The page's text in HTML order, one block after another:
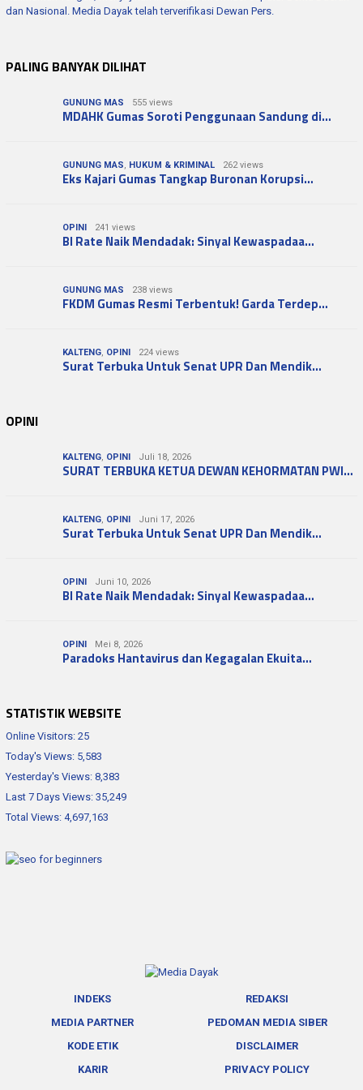
dan Nasional. Media Dayak telah terverifikasi Dewan Pers.
PALING BANYAK DILIHAT
GUNUNG MAS 555 views
MDAHK Gumas Soroti Penggunaan Sandung di…
GUNUNG MAS, HUKUM & KRIMINAL 262 views
Eks Kajari Gumas Tangkap Buronan Korupsi…
OPINI 241 views
BI Rate Naik Mendadak: Sinyal Kewaspadaa…
GUNUNG MAS 238 views
FKDM Gumas Resmi Terbentuk! Garda Terdep…
KALTENG, OPINI 224 views
Surat Terbuka Untuk Senat UPR Dan Mendik…
OPINI
KALTENG, OPINI Juli 18, 2026
SURAT TERBUKA KETUA DEWAN KEHORMATAN PWI…
KALTENG, OPINI Juni 17, 2026
Surat Terbuka Untuk Senat UPR Dan Mendik…
OPINI Juni 10, 2026
BI Rate Naik Mendadak: Sinyal Kewaspadaa…
OPINI Mei 8, 2026
Paradoks Hantavirus dan Kegagalan Ekuita…
STATISTIK WEBSITE
Online Visitors: 25
Today's Views: 5,583
Yesterday's Views: 8,383
Last 7 Days Views: 35,249
Total Views: 4,697,163
INDEKS
REDAKSI
MEDIA PARTNER
PEDOMAN MEDIA SIBER
KODE ETIK
DISCLAIMER
KARIR
PRIVACY POLICY